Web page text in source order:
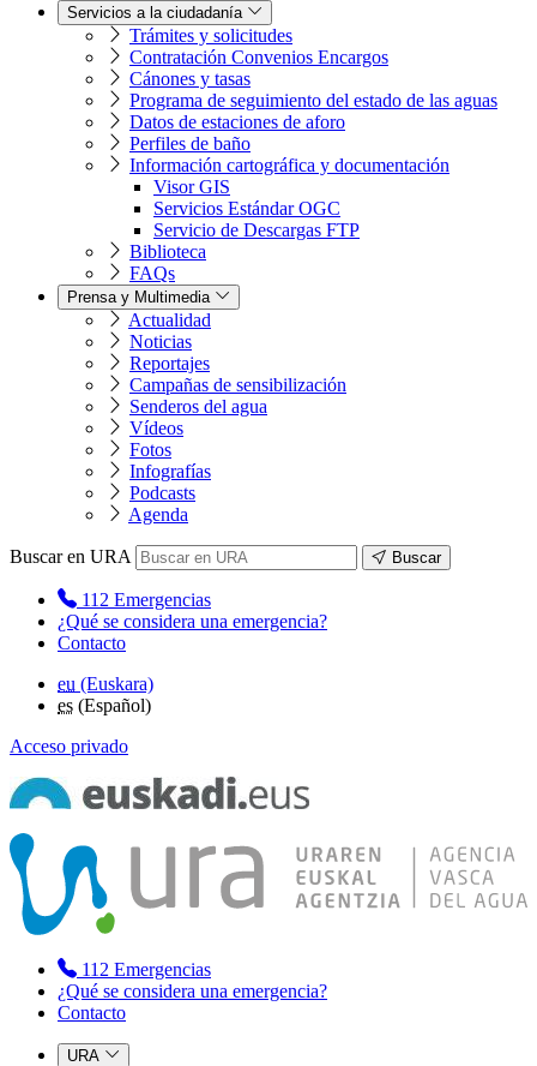
Servicios a la ciudadanía
Trámites y solicitudes
Contratación Convenios Encargos
Cánones y tasas
Programa de seguimiento del estado de las aguas
Datos de estaciones de aforo
Perfiles de baño
Información cartográfica y documentación
Visor GIS
Servicios Estándar OGC
Servicio de Descargas FTP
Biblioteca
FAQs
Prensa y Multimedia
Actualidad
Noticias
Reportajes
Campañas de sensibilización
Senderos del agua
Vídeos
Fotos
Infografías
Podcasts
Agenda
Buscar en URA Buscar
112 Emergencias
¿Qué se considera una emergencia?
Contacto
eu (Euskara)
es (Español)
Acceso privado
112 Emergencias
¿Qué se considera una emergencia?
Contacto
URA